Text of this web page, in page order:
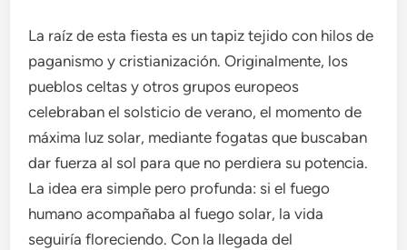
La raíz de esta fiesta es un tapiz tejido con hilos de
paganismo y cristianización. Originalmente, los
pueblos celtas y otros grupos europeos
celebraban el solsticio de verano, el momento de
máxima luz solar, mediante fogatas que buscaban
dar fuerza al sol para que no perdiera su potencia.
La idea era simple pero profunda: si el fuego
humano acompañaba al fuego solar, la vida
seguiría floreciendo. Con la llegada del